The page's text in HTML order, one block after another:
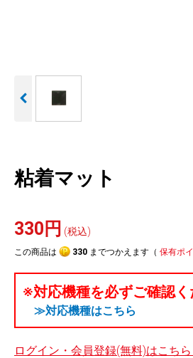
駐車監視セット
粘着マット
330円 (税込)
この商品は 330 までつかえます（ 保有ポ
※対応機種を必ずご確認く
≫対応機種はこちら
ログイン・会員登録(無料)はこちら